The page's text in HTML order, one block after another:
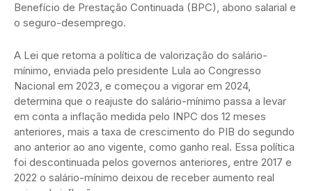
Benefício de Prestação Continuada (BPC), abono salarial e
o seguro-desemprego.
A Lei que retoma a política de valorização do salário-
mínimo, enviada pelo presidente Lula ao Congresso
Nacional em 2023, e começou a vigorar em 2024,
determina que o reajuste do salário-mínimo passa a levar
em conta a inflação medida pelo INPC dos 12 meses
anteriores, mais a taxa de crescimento do PIB do segundo
ano anterior ao ano vigente, como ganho real. Essa política
foi descontinuada pelos governos anteriores, entre 2017 e
2022 o salário-mínimo deixou de receber aumento real